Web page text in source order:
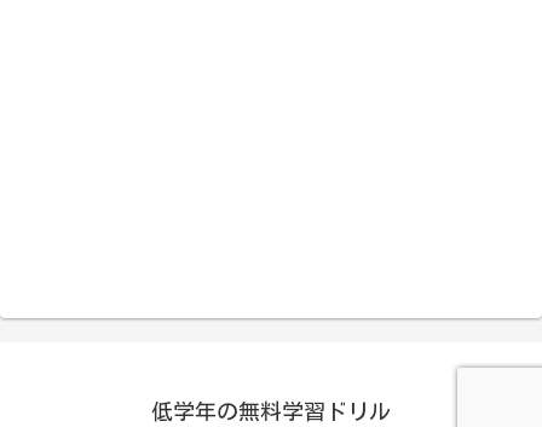
低学年の無料学習ドリル